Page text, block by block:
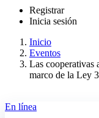
Registrar
Inicia sesión
Inicio
Eventos
Las cooperativas
marco de la Ley
En línea